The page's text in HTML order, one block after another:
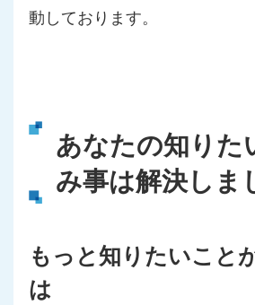
動しております。
あなたの知りた
み事は解決しま
もっと知りたいこと
は